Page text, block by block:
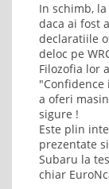
In schimb,
daca ai fost
declaratiile
deloc pe
Filozofia lor
"Confidence
a oferi
sigure !
Este plin
prezentate
Subaru la
chiar